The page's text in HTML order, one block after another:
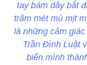
tay bám dây bắt
trăm mét mù mịt
là những cảm
Trần Đình Luật
biến mình